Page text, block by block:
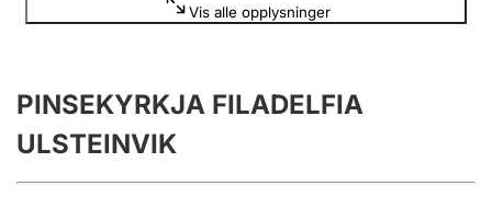
Årsrekneskap
Innsending og forseinkingsgebyr
Vis alle opplysninger
PINSEKYRKJA FILADELFIA
ULSTEINVIK